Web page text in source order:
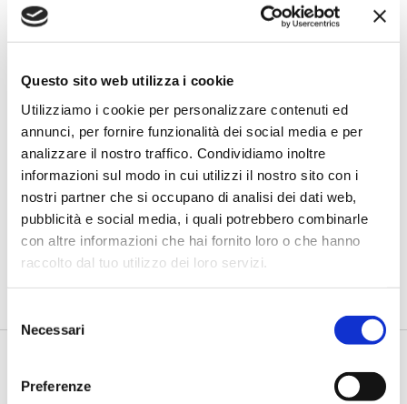
Questo sito web utilizza i cookie
Utilizziamo i cookie per personalizzare contenuti ed
annunci, per fornire funzionalità dei social media e per
analizzare il nostro traffico. Condividiamo inoltre
informazioni sul modo in cui utilizzi il nostro sito con i
nostri partner che si occupano di analisi dei dati web,
pubblicità e social media, i quali potrebbero combinarle
con altre informazioni che hai fornito loro o che hanno
raccolto dal tuo utilizzo dei loro servizi.
delNecessari
Preferenze
BANCAFORTE TV
Fracassi (Multiply Group): "L’AI va
progettata dentro i processi,
insieme ai controlli”
di Flavio Padovan, Maddalena Libertini - I proof of concept
realizzati con l'AI funzionano. Spesso sorprendono per la